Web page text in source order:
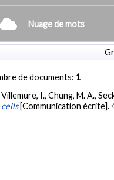
Nuage de mots
de documents: 1
Villemure, I., Chung, M. A.,
cells [Communication écrite].